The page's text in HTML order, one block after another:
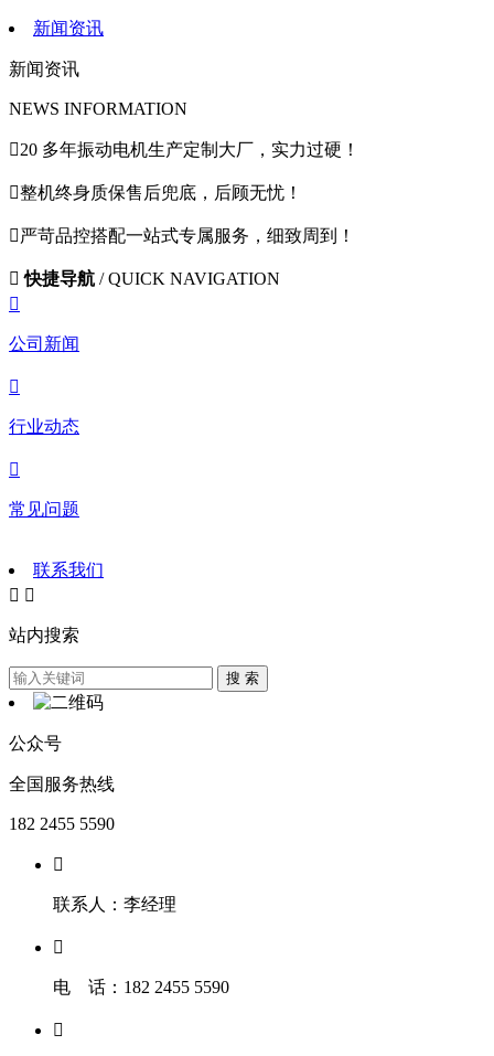
新闻资讯
新闻资讯
NEWS INFORMATION
20 多年振动电机生产定制大厂，实力过硬！
整机终身质保售后兜底，后顾无忧！
严苛品控搭配一站式专属服务，细致周到！
 快捷导航 / QUICK NAVIGATION

公司新闻

行业动态

常见问题
联系我们
 
站内搜索
公众号
全国服务热线
182 2455 5590

联系人：李经理

电 话：182 2455 5590
